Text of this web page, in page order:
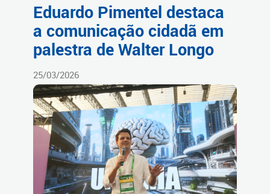
Eduardo Pimentel destaca
a comunicação cidadã em
palestra de Walter Longo
25/03/2026